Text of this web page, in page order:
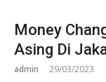
Money
Asing Di
admin 29/03/2023